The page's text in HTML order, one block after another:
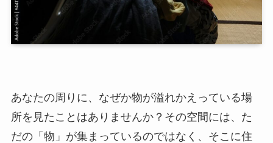
あなたの周りに、なぜか物が溢れかえっている場
所を見たことはありませんか？その空間には、た
だの「物」が集まっているのではなく、そこに住